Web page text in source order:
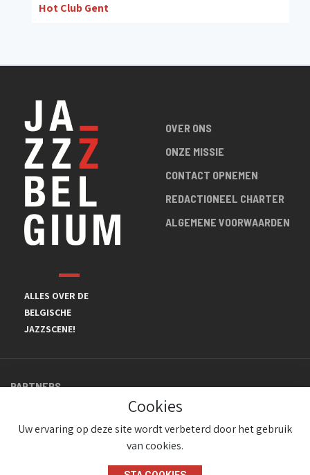
Hot Club Gent
ALLES OVER DE
BELGISCHE
JAZZSCENE!
OVER ONS
ONZE MISSIE
CONTACT OPNEMEN
REDACTIONEEL CHARTER
ALGEMENE VOORWAARDEN
PARTNERS
Cookies
Uw ervaring op deze site wordt verbeterd door het gebruik
van cookies.